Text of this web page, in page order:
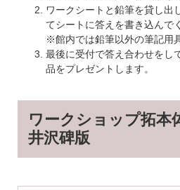
ワークシートと鉛筆を貸し出
てシートに答えを書き込んで
※館内では鉛筆以外の筆記用
最後に受付で答え合わせをし
品をプレゼントします。
ワークショップ拓本
井沢碑版